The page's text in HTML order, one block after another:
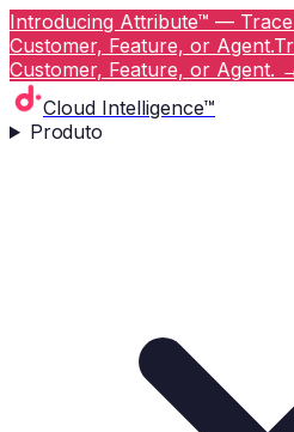
Introducing Attribute™ —
Customer, Feature, or Agent.
Customer, Feature, or Agent.
Cloud Intelligence™
Produto